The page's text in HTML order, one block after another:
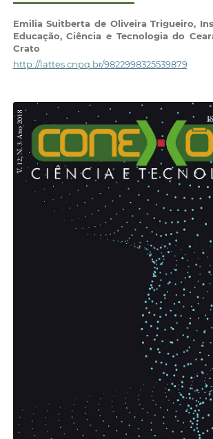
Emilia Suitberta de Oliveira Trigueiro,
Educação, Ciência e Tecnologia do
Crato
http://lattes.cnpq.br/9822998325539879